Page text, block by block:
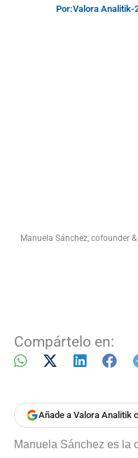
Por:Valora Analitik-
Manuela Sánchez, cofounder
Compártelo en:
Añade a Valora Analitik
Manuela Sánchez es la